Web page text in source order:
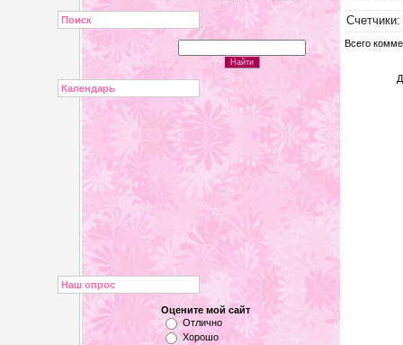
Поиск
Календарь
Наш опрос
Оцените мой сайт
Отлично
Хорошо
Счетчики:
Всего